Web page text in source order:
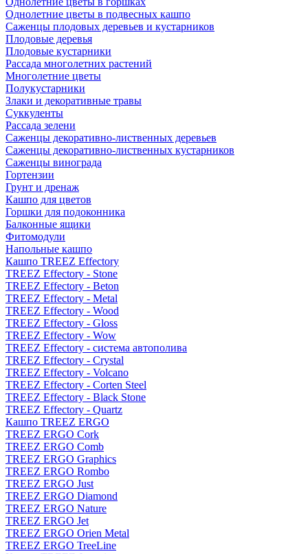
Однолетние цветы в подвесных кашпо
Саженцы плодовых деревьев и кустарников
Плодовые деревья
Плодовые кустарники
Рассада многолетних растений
Многолетние цветы
Полукустарники
Злаки и декоративные травы
Суккуленты
Рассада зелени
Саженцы декоративно-лиственных деревьев
Саженцы декоративно-лиственных кустарников
Саженцы винограда
Гортензии
Грунт и дренаж
Кашпо для цветов
Горшки для подоконника
Балконные ящики
Фитомодули
Напольные кашпо
Кашпо TREEZ Effectory
TREEZ Effectory - Stone
TREEZ Effectory - Beton
TREEZ Effectory - Metal
TREEZ Effectory - Wood
TREEZ Effectory - Gloss
TREEZ Effectory - Wow
TREEZ Effectory - система автополива
TREEZ Effectory - Crystal
TREEZ Effectory - Volcano
TREEZ Effectory - Corten Steel
TREEZ Effectory - Black Stone
TREEZ Effectory - Quartz
Кашпо TREEZ ERGO
TREEZ ERGO Cork
TREEZ ERGO Comb
TREEZ ERGO Graphics
TREEZ ERGO Rombo
TREEZ ERGO Just
TREEZ ERGO Diamond
TREEZ ERGO Nature
TREEZ ERGO Jet
TREEZ ERGO Orien Metal
TREEZ ERGO TreeLine